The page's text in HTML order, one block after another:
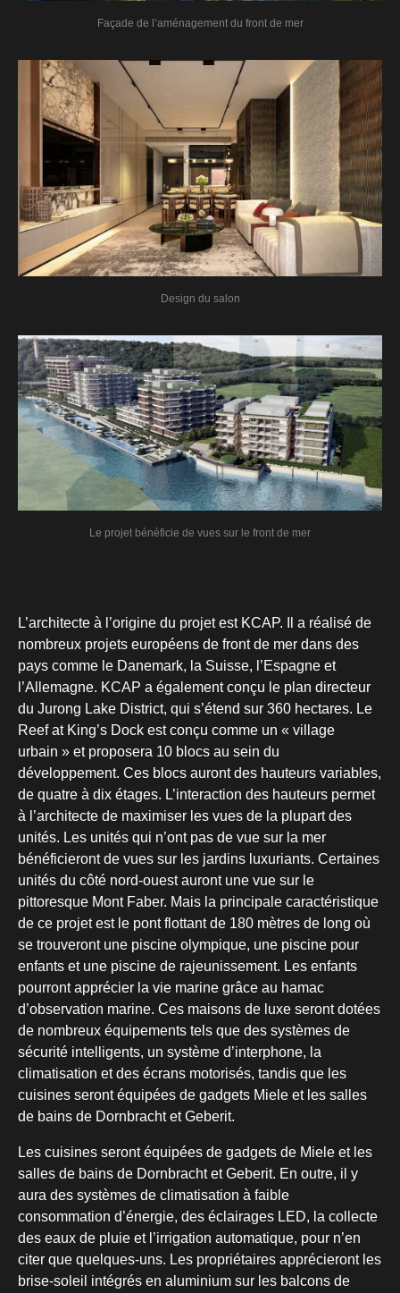
Façade de l’aménagement du front de mer
Design du salon
Le projet bénéficie de vues sur le front de mer
L’architecte à l’origine du projet est KCAP. Il a réalisé de
nombreux projets européens de front de mer dans des
pays comme le Danemark, la Suisse, l’Espagne et
l’Allemagne. KCAP a également conçu le plan directeur
du Jurong Lake District, qui s’étend sur 360 hectares. Le
Reef at King’s Dock est conçu comme un « village
urbain » et proposera 10 blocs au sein du
développement. Ces blocs auront des hauteurs variables,
de quatre à dix étages. L’interaction des hauteurs permet
à l’architecte de maximiser les vues de la plupart des
unités. Les unités qui n’ont pas de vue sur la mer
bénéficieront de vues sur les jardins luxuriants. Certaines
unités du côté nord-ouest auront une vue sur le
pittoresque Mont Faber. Mais la principale caractéristique
de ce projet est le pont flottant de 180 mètres de long où
se trouveront une piscine olympique, une piscine pour
enfants et une piscine de rajeunissement. Les enfants
pourront apprécier la vie marine grâce au hamac
d’observation marine. Ces maisons de luxe seront dotées
de nombreux équipements tels que des systèmes de
sécurité intelligents, un système d’interphone, la
climatisation et des écrans motorisés, tandis que les
cuisines seront équipées de gadgets Miele et les salles
de bains de Dornbracht et Geberit.
Les cuisines seront équipées de gadgets de Miele et les
salles de bains de Dornbracht et Geberit. En outre, il y
aura des systèmes de climatisation à faible
consommation d’énergie, des éclairages LED, la collecte
des eaux de pluie et l’irrigation automatique, pour n’en
citer que quelques-uns. Les propriétaires apprécieront les
brise-soleil intégrés en aluminium sur les balcons de